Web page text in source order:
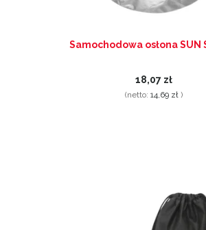
Samochodowa osłona SUN
18,07 zł
(netto: 14,69 zł )